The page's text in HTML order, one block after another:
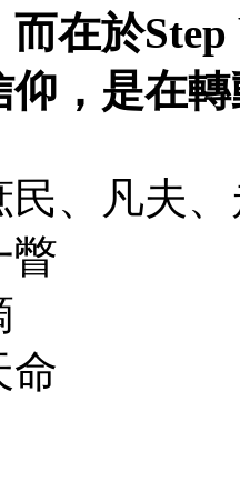
在於
仰，是在
民、凡夫
瞥
命